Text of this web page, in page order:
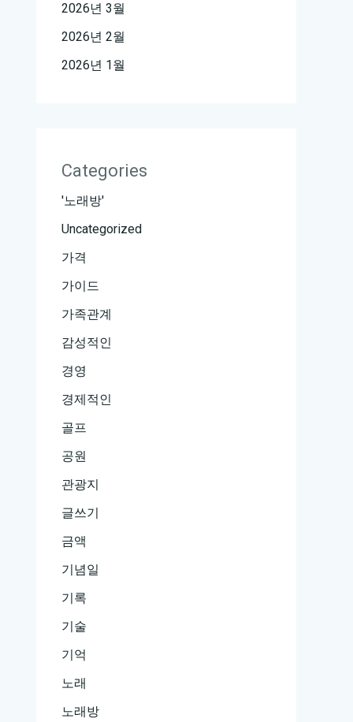
2026년 3월
2026년 2월
2026년 1월
Categories
'노래방'
Uncategorized
가격
가이드
가족관계
감성적인
경영
경제적인
골프
공원
관광지
글쓰기
금액
기념일
기록
기술
기억
노래
노래방